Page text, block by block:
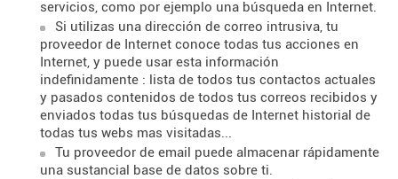
servicios, como por ejemplo una búsqueda en Internet.
Si utilizas una dirección de correo intrusiva, tu
proveedor de Internet conoce todas tus acciones en
Internet, y puede usar esta información
indefinidamente : lista de todos tus contactos actuales
y pasados contenidos de todos tus correos recibidos y
enviados todas tus búsquedas de Internet historial de
todas tus webs mas visitadas...
Tu proveedor de email puede almacenar rápidamente
una sustancial base de datos sobre ti.